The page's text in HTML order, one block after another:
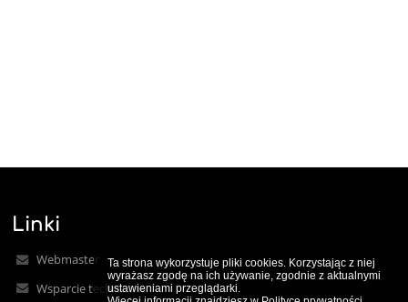
Ta strona wykorzystuje pliki cookies. Korzystając z niej
wyrażasz zgodę na ich używanie, zgodnie z aktualnymi
ustawieniami przeglądarki.
Linki
Webmaster
Wsparcie techniczne